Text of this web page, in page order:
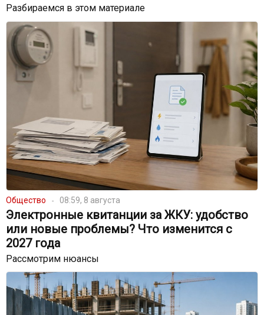
Разбираемся в этом материале
Общество 08:59, 8 августа
Электронные квитанции за ЖКУ: удобство
или новые проблемы? Что изменится с
2027 года
Рассмотрим нюансы